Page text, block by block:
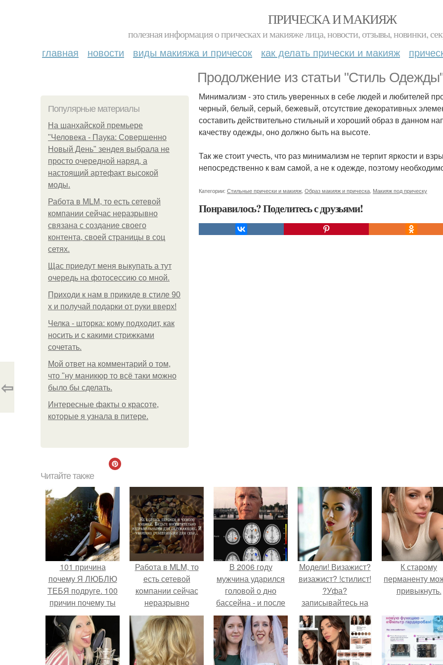
ПРИЧЕСКА И МАКИЯЖ
полезная информация о прическах и макияже лица, новости, отзывы, новинки,
главная новости виды макияжа и причесок как делать прически и макияж
Продолжение из статьи "Стиль
Популярные материалы
На шанхайской премьере
"Человека - Паука: Совершенно
Новый День" зендея выбрала не
просто очередной наряд, а
настоящий артефакт высокой
моды.
Работа в MLM, то есть сетевой
компании сейчас неразрывно
связана с создание своего
контента, своей страницы в соц
сетях.
Щас приедут меня выкупать а тут
очередь на фотосессию со мной.
Приходи к нам в прикиде в стиле 90
х и получай подарки от руки вверх!
Челка - шторка: кому подходит, как
носить и с какими стрижками
сочетать.
Мой ответ на комментарий о том,
что "ну маникюр то всё таки можно
было бы сделать.
Интересные факты о красоте,
которые я узнала в питере.
Минимализм - это стиль уверенных в себе людей и любителей
черный, белый, серый, бежевый, отсутствие декоративных
составить действительно стильный и хороший образ в данном
качеству одежды, оно должно быть на высоте.
Так же стоит учесть, что раз минимализм не терпит яркости и
непосредственно к вам самой, а не к одежде, поэтому
Категории: Стильные прически и макияж Образ макияж и прическа Макияж под прическу
Понравилось? Поделитесь с друзьями!
⇦
Читайте также
101 причина
почему Я ЛЮБЛЮ
ТЕБЯ подруге. 100
причин почему ты
моя лучшая
подруга.
Работа в MLM, то
есть сетевой
компании сейчас
неразрывно
связана с создание
своего контента,
своей страницы в
соц сетях.
В 2006 году
мужчина ударился
головой о дно
бассейна - и после
этого его жизнь
изменилась самым
странным образом.
Модели! Визажист?
визажист? !стилист!
?Уфа?
записывайтесь на
профессиональный
макияж! ?прически?
!локоны! работаю с
выездом на дом.
1000 руб.
К старому
перманенту
привыкнуть.